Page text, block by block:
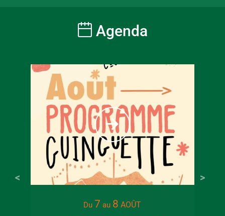
Agenda
Du 7 au 8 AOÛT